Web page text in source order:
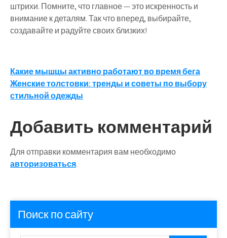
штрихи. Помните, что главное — это искренность и
внимание к деталям. Так что вперед, выбирайте,
создавайте и радуйте своих близких!
Навигация
по
Какие мышцы активно работают во время бега
Женские толстовки: тренды и советы по выбору
стильной одежды
Добавить комментарий
Для отправки комментария вам необходимо
авторизоваться.
Поиск по сайту